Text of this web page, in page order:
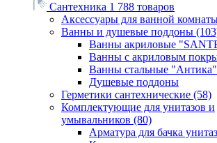
Сантехника 1 788 товаров
Аксессуары для ванной
Ванны и душевые поддоны
Ванны акриловые
Ванны с акриловым
Ванны стальные "Антика"
Душевые поддоны
Герметики сантехнические (58)
Комплектующие для унитазов и
умывальников (80)
Арматура для бачка